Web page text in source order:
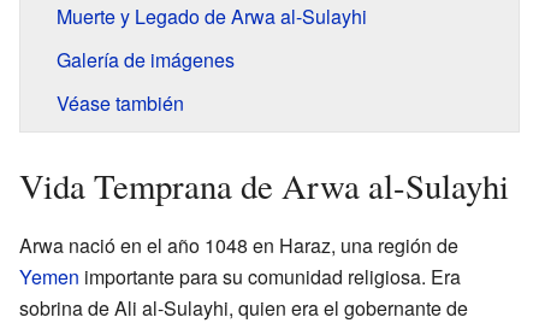
Muerte y Legado de Arwa al-Sulayhi
Galería de imágenes
Véase también
Vida Temprana de Arwa al-Sulayhi
Arwa nació en el año 1048 en Haraz, una región de
Yemen importante para su comunidad religiosa. Era
sobrina de Ali al-Sulayhi, quien era el gobernante de